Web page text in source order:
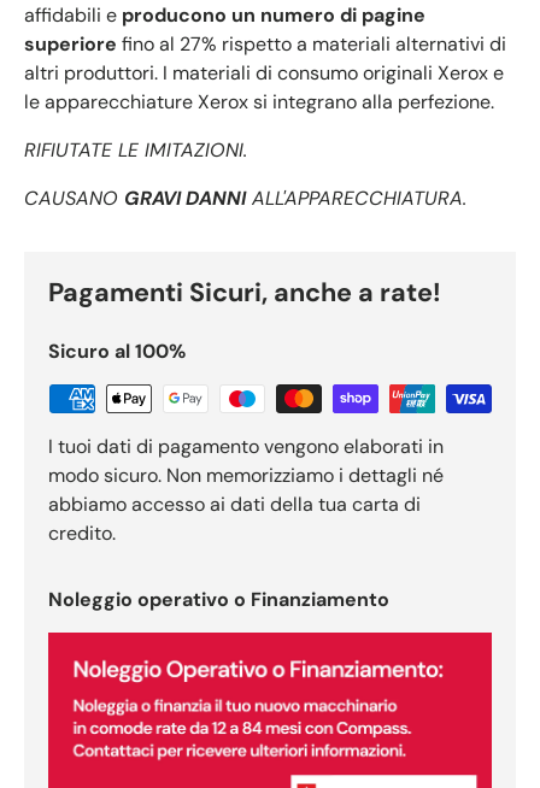
affidabili e producono un numero di pagine
superiore fino al 27% rispetto a materiali alternativi di
altri produttori. I materiali di consumo originali Xerox e
le apparecchiature Xerox si integrano alla perfezione.
RIFIUTATE LE IMITAZIONI.
CAUSANO GRAVI DANNIALL'APPARECCHIATURA.
Pagamenti Sicuri, anche a rate!
Sicuro al 100%
I tuoi dati di pagamento vengono elaborati in
modo sicuro. Non memorizziamo i dettagli né
abbiamo accesso ai dati della tua carta di
credito.
Noleggio operativo o Finanziamento